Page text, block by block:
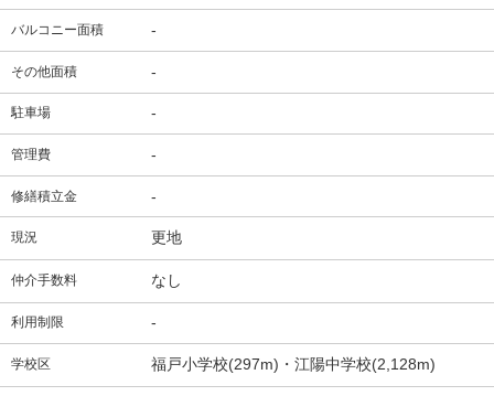
バルコニー面積 -
その他面積 -
駐車場 -
管理費 -
修繕積立金 -
現況 更地
仲介手数料 なし
利用制限 -
学校区 福戸小学校(297m)・江陽中学校(2,128m)